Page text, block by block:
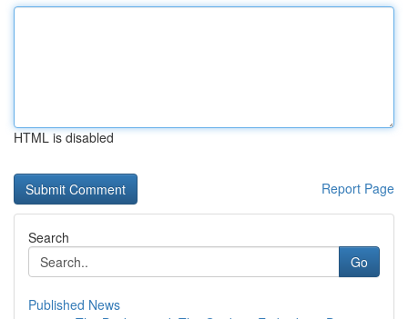
HTML is disabled
Report Page
Search
Go
Published News